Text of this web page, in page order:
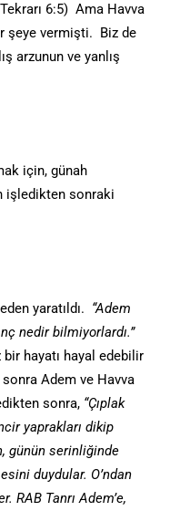
6:5) Ama Havva
şeye vermişti. Biz de
arzunun ve yanlış
için, günah
işledikten sonraki
yaratıldı. “Adem
nedir bilmiyorlardı.”
bir hayatı hayal edebilir
Adem ve Havva
sonra, “Çıplak
yaprakları dikip
günün serinliğinde
duydular. O’ndan
RAB Tanrı Adem’e,